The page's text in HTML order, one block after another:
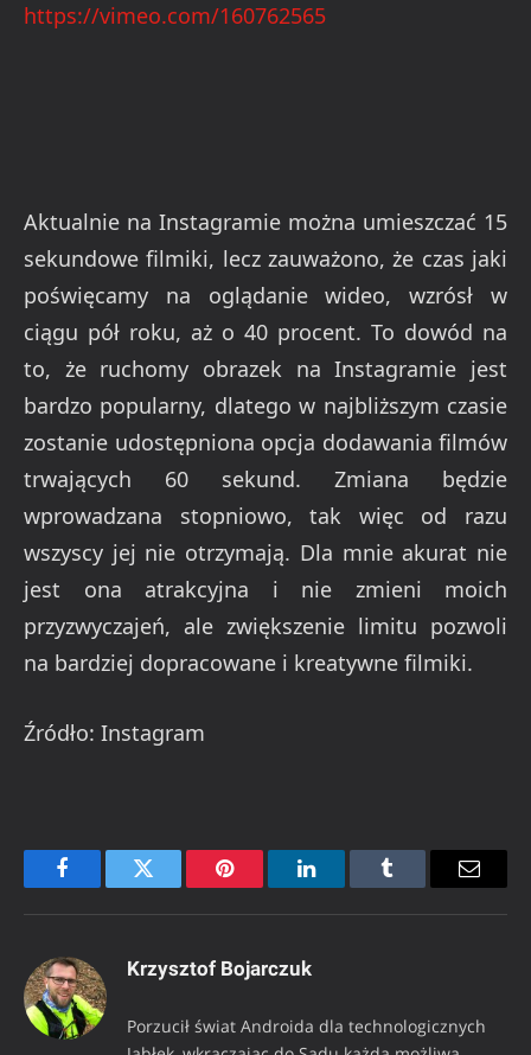
https://vimeo.com/160762565
Aktualnie na Instagramie można umieszczać 15
sekundowe filmiki, lecz zauważono, że czas jaki
poświęcamy na oglądanie wideo, wzrósł w
ciągu pół roku, aż o 40 procent. To dowód na
to, że ruchomy obrazek na Instagramie jest
bardzo popularny, dlatego w najbliższym czasie
zostanie udostępniona opcja dodawania filmów
trwających 60 sekund. Zmiana będzie
wprowadzana stopniowo, tak więc od razu
wszyscy jej nie otrzymają. Dla mnie akurat nie
jest ona atrakcyjna i nie zmieni moich
przyzwyczajeń, ale zwiększenie limitu pozwoli
na bardziej dopracowane i kreatywne filmiki.
Źródło: Instagram
FacebookTwitter Pinterest LinkedInTumblr Email
Krzysztof Bojarczuk
Porzucił świat Androida dla technologicznych